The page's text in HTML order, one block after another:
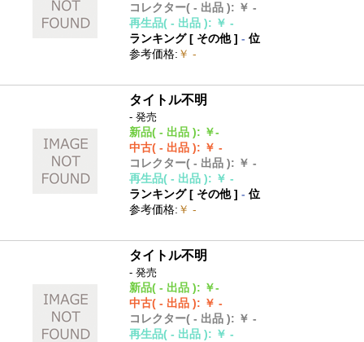
コレクター( - 出品 ): ￥ -
再生品( - 出品 ): ￥ -
ランキング [ その他]- 位
参考価格: ￥ -
タイトル不明
- 発売
新品( - 出品 ): ￥-
中古( - 出品 ): ￥ -
コレクター( - 出品 ): ￥ -
再生品( - 出品 ): ￥ -
ランキング [ その他]- 位
参考価格: ￥ -
タイトル不明
- 発売
新品( - 出品 ): ￥-
中古( - 出品 ): ￥ -
コレクター( - 出品 ): ￥ -
再生品( - 出品 ): ￥ -